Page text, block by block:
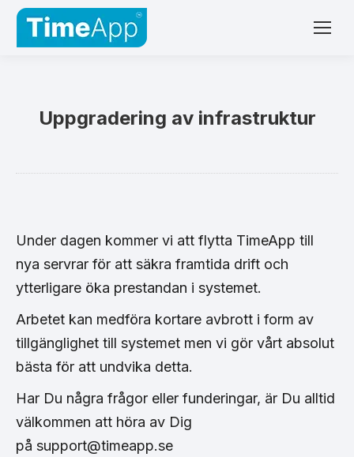
Uppgradering av infrastruktur
Under dagen kommer vi att flytta TimeApp till
nya servrar för att säkra framtida drift och
ytterligare öka prestandan i systemet.
Arbetet kan medföra kortare avbrott i form av
tillgänglighet till systemet men vi gör vårt absolut
bästa för att undvika detta.
Har Du några frågor eller funderingar, är Du alltid
välkommen att höra av Dig
på support@timeapp.se